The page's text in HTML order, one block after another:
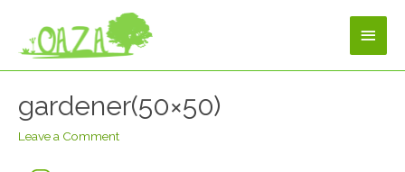
gardener(50×50)
Leave a Comment